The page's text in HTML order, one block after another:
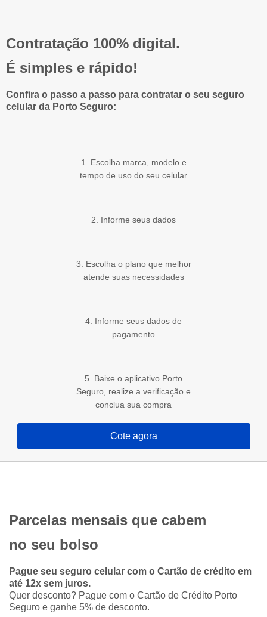
Contratação 100% digital.
É simples e rápido!
Confira o passo a passo para contratar o seu seguro
celular da Porto Seguro:
1. Escolha marca, modelo e
tempo de uso do seu celular
2. Informe seus dados
3. Escolha o plano que melhor
atende suas necessidades
4. Informe seus dados de
pagamento
5. Baixe o aplicativo Porto
Seguro, realize a verificação e
conclua sua compra
Cote agora
Parcelas mensais que cabem
no seu bolso
Pague seu seguro celular com o Cartão de crédito em
até 12x sem juros.
Quer desconto? Pague com o Cartão de Crédito Porto
Seguro e ganhe 5% de desconto.